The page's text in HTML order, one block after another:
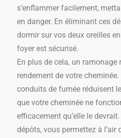
s’enflammer facilement,
en danger. En éliminant ces
dormir sur vos deux oreilles
foyer est sécurisé.
En plus de cela, un ramonage
rendement de votre
conduits de fumée réduisent
que votre cheminée ne
efficacement qu’elle le
dépôts, vous permettez à l’air